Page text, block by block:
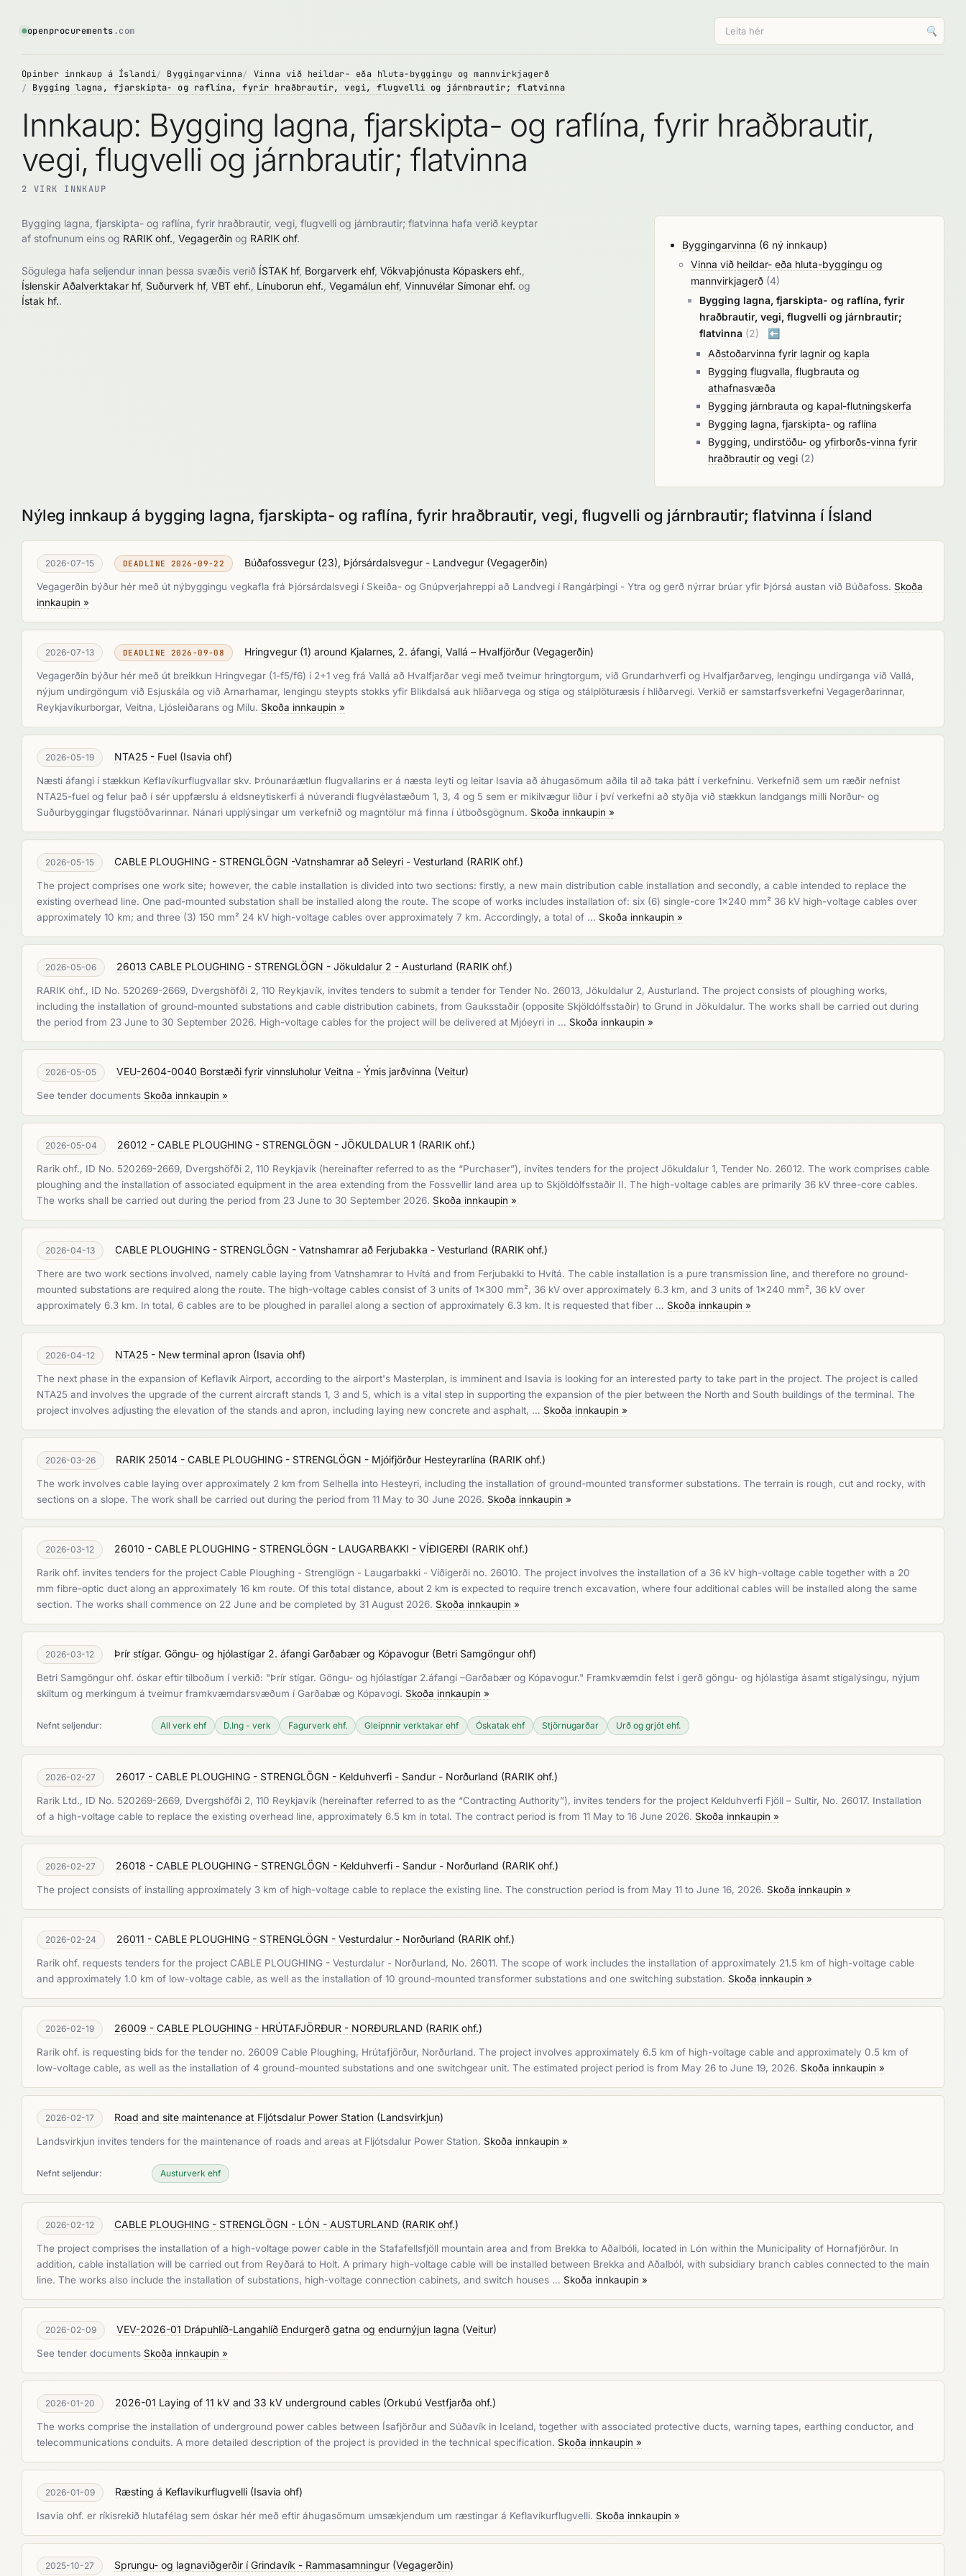
openprocurements.com 🔍
Opinber innkaup á Íslandi Byggingarvinna
Vinna við heildar- eða hluta-byggingu og mannvirkjagerð
Bygging lagna, fjarskipta- og raflína, fyrir hraðbrautir, vegi, flugvelli og járnbrautir; flatvinna
Innkaup: Bygging lagna, fjarskipta- og raflína, fyrir hraðbrautir,
vegi, flugvelli og járnbrautir; flatvinna
2 VIRK INNKAUP
Bygging lagna, fjarskipta- og raflína, fyrir hraðbrautir, vegi, flugvelli og járnbrautir; flatvinna hafa verið keyptar
af stofnunum eins og RARIK ohf. Vegagerðin og RARIK ohf.
Sögulega hafa seljendur innan þessa svæðis verið ÍSTAK hf, Borgarverk ehf, Vökvaþjónusta Kópaskers ehf.
Íslenskir Aðalverktakar hf, Suðurverk hf, VBT ehf. Línuborun ehf. Vegamálun ehf, Vinnuvélar Símonar ehf. og
Ístak hf..
Byggingarvinna (6 ný innkaup)
Vinna við heildar- eða hluta-byggingu og
mannvirkjagerð(4)
Bygging lagna, fjarskipta- og raflína, fyrir
hraðbrautir, vegi, flugvelli og járnbrautir;
flatvinna (2) ⬅️
Aðstoðarvinna fyrir lagnir og kapla
Bygging flugvalla, flugbrauta og
athafnasvæða
Bygging járnbrauta og kapal-flutningskerfa
Bygging lagna, fjarskipta- og raflína
Bygging, undirstöðu- og yfirborðs-vinna fyrir
hraðbrautir og vegi(2)
Nýleg innkaup á bygging lagna, fjarskipta- og raflína, fyrir hraðbrautir, vegi, flugvelli og járnbrautir; flatvinna í Ísland
2026-07-15 DEADLINE 2026-09-22 Búðafossvegur (23), Þjórsárdalsvegur - Landvegur (Vegagerðin)
Vegagerðin býður hér með út nýbyggingu vegkafla frá Þjórsárdalsvegi í Skeiða- og Gnúpverjahreppi að Landvegi í Rangárþingi - Ytra og gerð nýrrar brúar yfir Þjórsá austan við Búðafoss. Skoða
innkaupin »
2026-07-13 DEADLINE 2026-09-08 Hringvegur (1) around Kjalarnes, 2. áfangi, Vallá – Hvalfjörður (Vegagerðin)
Vegagerðin býður hér með út breikkun Hringvegar (1-f5/f6) í 2+1 veg frá Vallá að Hvalfjarðar vegi með tveimur hringtorgum, við Grundarhverfi og Hvalfjarðarveg, lengingu undirganga við Vallá,
nýjum undirgöngum við Esjuskála og við Arnarhamar, lengingu steypts stokks yfir Blikdalsá auk hliðarvega og stíga og stálplöturæsis í hliðarvegi. Verkið er samstarfsverkefni Vegagerðarinnar,
Reykjavíkurborgar, Veitna, Ljósleiðarans og Mílu. Skoða innkaupin »
2026-05-19 NTA25 - Fuel (Isavia ohf)
Næsti áfangi í stækkun Keflavíkurflugvallar skv. Þróunaráætlun flugvallarins er á næsta leyti og leitar Isavia að áhugasömum aðila til að taka þátt í verkefninu. Verkefnið sem um ræðir nefnist
NTA25-fuel og felur það í sér uppfærslu á eldsneytiskerfi á núverandi flugvélastæðum 1, 3, 4 og 5 sem er mikilvægur liður í því verkefni að styðja við stækkun landgangs milli Norður- og
Suðurbyggingar flugstöðvarinnar. Nánari upplýsingar um verkefnið og magntölur má finna í útboðsgögnum. Skoða innkaupin »
2026-05-15 CABLE PLOUGHING - STRENGLÖGN -Vatnshamrar að Seleyri - Vesturland (RARIK ohf.)
The project comprises one work site; however, the cable installation is divided into two sections: firstly, a new main distribution cable installation and secondly, a cable intended to replace the
existing overhead line. One pad-mounted substation shall be installed along the route. The scope of works includes installation of: six (6) single-core 1x240 mm² 36 kV high-voltage cables over
approximately 10 km; and three (3) 150 mm² 24 kV high-voltage cables over approximately 7 km. Accordingly, a total of … Skoða innkaupin »
2026-05-06 26013 CABLE PLOUGHING - STRENGLÖGN - Jökuldalur 2 - Austurland (RARIK ohf.)
RARIK ohf., ID No. 520269-2669, Dvergshöfði 2, 110 Reykjavík, invites tenders to submit a tender for Tender No. 26013, Jökuldalur 2, Austurland. The project consists of ploughing works,
including the installation of ground-mounted substations and cable distribution cabinets, from Gauksstaðir (opposite Skjöldólfsstaðir) to Grund in Jökuldalur. The works shall be carried out during
the period from 23 June to 30 September 2026. High-voltage cables for the project will be delivered at Mjóeyri in … Skoða innkaupin »
2026-05-05 VEU-2604-0040 Borstæði fyrir vinnsluholur Veitna - Ýmis jarðvinna (Veitur)
See tender documents Skoða innkaupin »
2026-05-04 26012 - CABLE PLOUGHING - STRENGLÖGN - JÖKULDALUR 1 (RARIK ohf.)
Rarik ohf., ID No. 520269-2669, Dvergshöfði 2, 110 Reykjavík (hereinafter referred to as the “Purchaser”), invites tenders for the project Jökuldalur 1, Tender No. 26012. The work comprises cable
ploughing and the installation of associated equipment in the area extending from the Fossvellir land area up to Skjöldólfsstaðir II. The high-voltage cables are primarily 36 kV three-core cables.
The works shall be carried out during the period from 23 June to 30 September 2026. Skoða innkaupin »
2026-04-13 CABLE PLOUGHING - STRENGLÖGN - Vatnshamrar að Ferjubakka - Vesturland (RARIK ohf.)
There are two work sections involved, namely cable laying from Vatnshamrar to Hvítá and from Ferjubakki to Hvítá. The cable installation is a pure transmission line, and therefore no ground-
mounted substations are required along the route. The high-voltage cables consist of 3 units of 1x300 mm², 36 kV over approximately 6.3 km, and 3 units of 1x240 mm², 36 kV over
approximately 6.3 km. In total, 6 cables are to be ploughed in parallel along a section of approximately 6.3 km. It is requested that fiber … Skoða innkaupin »
2026-04-12 NTA25 - New terminal apron (Isavia ohf)
The next phase in the expansion of Keflavík Airport, according to the airport's Masterplan, is imminent and Isavia is looking for an interested party to take part in the project. The project is called
NTA25 and involves the upgrade of the current aircraft stands 1, 3 and 5, which is a vital step in supporting the expansion of the pier between the North and South buildings of the terminal. The
project involves adjusting the elevation of the stands and apron, including laying new concrete and asphalt, … Skoða innkaupin »
2026-03-26 RARIK 25014 - CABLE PLOUGHING - STRENGLÖGN - Mjóifjörður Hesteyrarlína (RARIK ohf.)
The work involves cable laying over approximately 2 km from Selhella into Hesteyri, including the installation of ground-mounted transformer substations. The terrain is rough, cut and rocky, with
sections on a slope. The work shall be carried out during the period from 11 May to 30 June 2026. Skoða innkaupin »
2026-03-12 26010 - CABLE PLOUGHING - STRENGLÖGN - LAUGARBAKKI - VÍÐIGERÐI (RARIK ohf.)
Rarik ohf. invites tenders for the project Cable Ploughing - Strenglögn - Laugarbakki - Víðigerði no. 26010. The project involves the installation of a 36 kV high-voltage cable together with a 20
mm fibre-optic duct along an approximately 16 km route. Of this total distance, about 2 km is expected to require trench excavation, where four additional cables will be installed along the same
section. The works shall commence on 22 June and be completed by 31 August 2026. Skoða innkaupin »
2026-03-12 Þrír stígar. Göngu- og hjólastígar 2. áfangi Garðabær og Kópavogur (Betri Samgöngur ohf)
Betri Samgöngur ohf. óskar eftir tilboðum í verkið: "Þrír stígar. Göngu- og hjólastígar 2.áfangi –Garðabær og Kópavogur." Framkvæmdin felst í gerð göngu- og hjólastíga ásamt stígalýsingu, nýjum
skiltum og merkingum á tveimur framkvæmdarsvæðum í Garðabæ og Kópavogi. Skoða innkaupin »
Nefnt seljendur: All verk ehf D.Ing - verk Fagurverk ehf. Gleipnnir verktakar ehf Óskatak ehf Stjörnugarðar Urð og grjót ehf.
2026-02-27 26017 - CABLE PLOUGHING - STRENGLÖGN - Kelduhverfi - Sandur - Norðurland (RARIK ohf.)
Rarik Ltd., ID No. 520269-2669, Dvergshöfði 2, 110 Reykjavík (hereinafter referred to as the “Contracting Authority”), invites tenders for the project Kelduhverfi Fjöll – Sultir, No. 26017. Installation
of a high-voltage cable to replace the existing overhead line, approximately 6.5 km in total. The contract period is from 11 May to 16 June 2026. Skoða innkaupin »
2026-02-27 26018 - CABLE PLOUGHING - STRENGLÖGN - Kelduhverfi - Sandur - Norðurland (RARIK ohf.)
The project consists of installing approximately 3 km of high-voltage cable to replace the existing line. The construction period is from May 11 to June 16, 2026. Skoða innkaupin »
2026-02-24 26011 - CABLE PLOUGHING - STRENGLÖGN - Vesturdalur - Norðurland (RARIK ohf.)
Rarik ohf. requests tenders for the project CABLE PLOUGHING - Vesturdalur - Norðurland, No. 26011. The scope of work includes the installation of approximately 21.5 km of high-voltage cable
and approximately 1.0 km of low-voltage cable, as well as the installation of 10 ground-mounted transformer substations and one switching substation. Skoða innkaupin »
2026-02-19 26009 - CABLE PLOUGHING - HRÚTAFJÖRÐUR - NORÐURLAND (RARIK ohf.)
Rarik ohf. is requesting bids for the tender no. 26009 Cable Ploughing, Hrútafjörður, Norðurland. The project involves approximately 6.5 km of high-voltage cable and approximately 0.5 km of
low-voltage cable, as well as the installation of 4 ground-mounted substations and one switchgear unit. The estimated project period is from May 26 to June 19, 2026. Skoða innkaupin »
2026-02-17 Road and site maintenance at Fljótsdalur Power Station (Landsvirkjun)
Landsvirkjun invites tenders for the maintenance of roads and areas at Fljótsdalur Power Station. Skoða innkaupin »
Nefnt seljendur: Austurverk ehf
2026-02-12 CABLE PLOUGHING - STRENGLÖGN - LÓN - AUSTURLAND (RARIK ohf.)
The project comprises the installation of a high-voltage power cable in the Stafafellsfjöll mountain area and from Brekka to Aðalbóli, located in Lón within the Municipality of Hornafjörður. In
addition, cable installation will be carried out from Reyðará to Holt. A primary high-voltage cable will be installed between Brekka and Aðalból, with subsidiary branch cables connected to the main
line. The works also include the installation of substations, high-voltage connection cabinets, and switch houses … Skoða innkaupin »
2026-02-09 VEV-2026-01 Drápuhlíð-Langahlíð Endurgerð gatna og endurnýjun lagna (Veitur)
See tender documents Skoða innkaupin »
2026-01-20 2026-01 Laying of 11 kV and 33 kV underground cables (Orkubú Vestfjarða ohf.)
The works comprise the installation of underground power cables between Ísafjörður and Súðavík in Iceland, together with associated protective ducts, warning tapes, earthing conductor, and
telecommunications conduits. A more detailed description of the project is provided in the technical specification. Skoða innkaupin »
2026-01-09 Ræsting á Keflavíkurflugvelli (Isavia ohf)
Isavia ohf. er ríkisrekið hlutafélag sem óskar hér með eftir áhugasömum umsækjendum um ræstingar á Keflavíkurflugvelli. Skoða innkaupin »
2025-10-27 Sprungu- og lagnaviðgerðir í Grindavík - Rammasamningur (Vegagerðin)